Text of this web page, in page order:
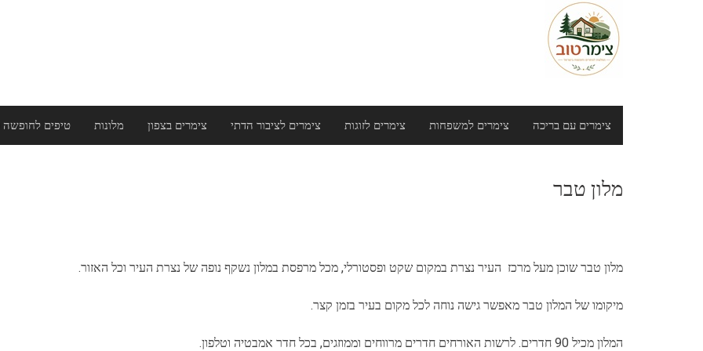
צימרים עם בריכה צימרים למשפחות צימרים לזוגות צימרים לציבור הדתי צימרים בצפון מלונות טיפים לחופשה
מלון טבר
מלון טבר שוכן מעל מרכז העיר נצרת במקום שקט ופסטורלי, מכל מרפסת במלון נשקף נופה של נצרת העיר וכל האזור.
מיקומו של המלון טבר מאפשר גישה נוחה לכל מקום בעיר בזמן קצר.
המלון מכיל 90 חדרים. לרשות האורחים חדרים מרווחים וממוזגים, בכל חדר אמבטיה וטלפון.